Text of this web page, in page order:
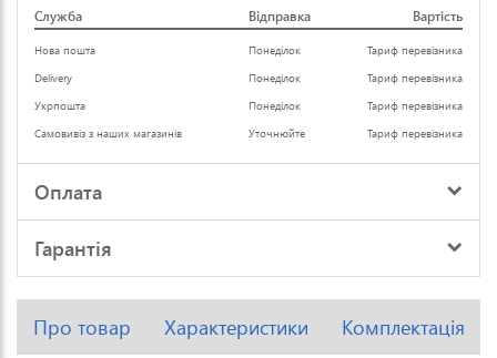
Служба Відправка Вартість
Нова пошта Понеділок
Тариф перевізника
Delivery
Понеділок
Тариф перевізника
Укрпошта
Понеділок
Тариф перевізника
Самовивіз з наших магазинів
Уточнюйте Тариф перевізника
Оплата
Гарантія
Про товар Характеристики Комплектація